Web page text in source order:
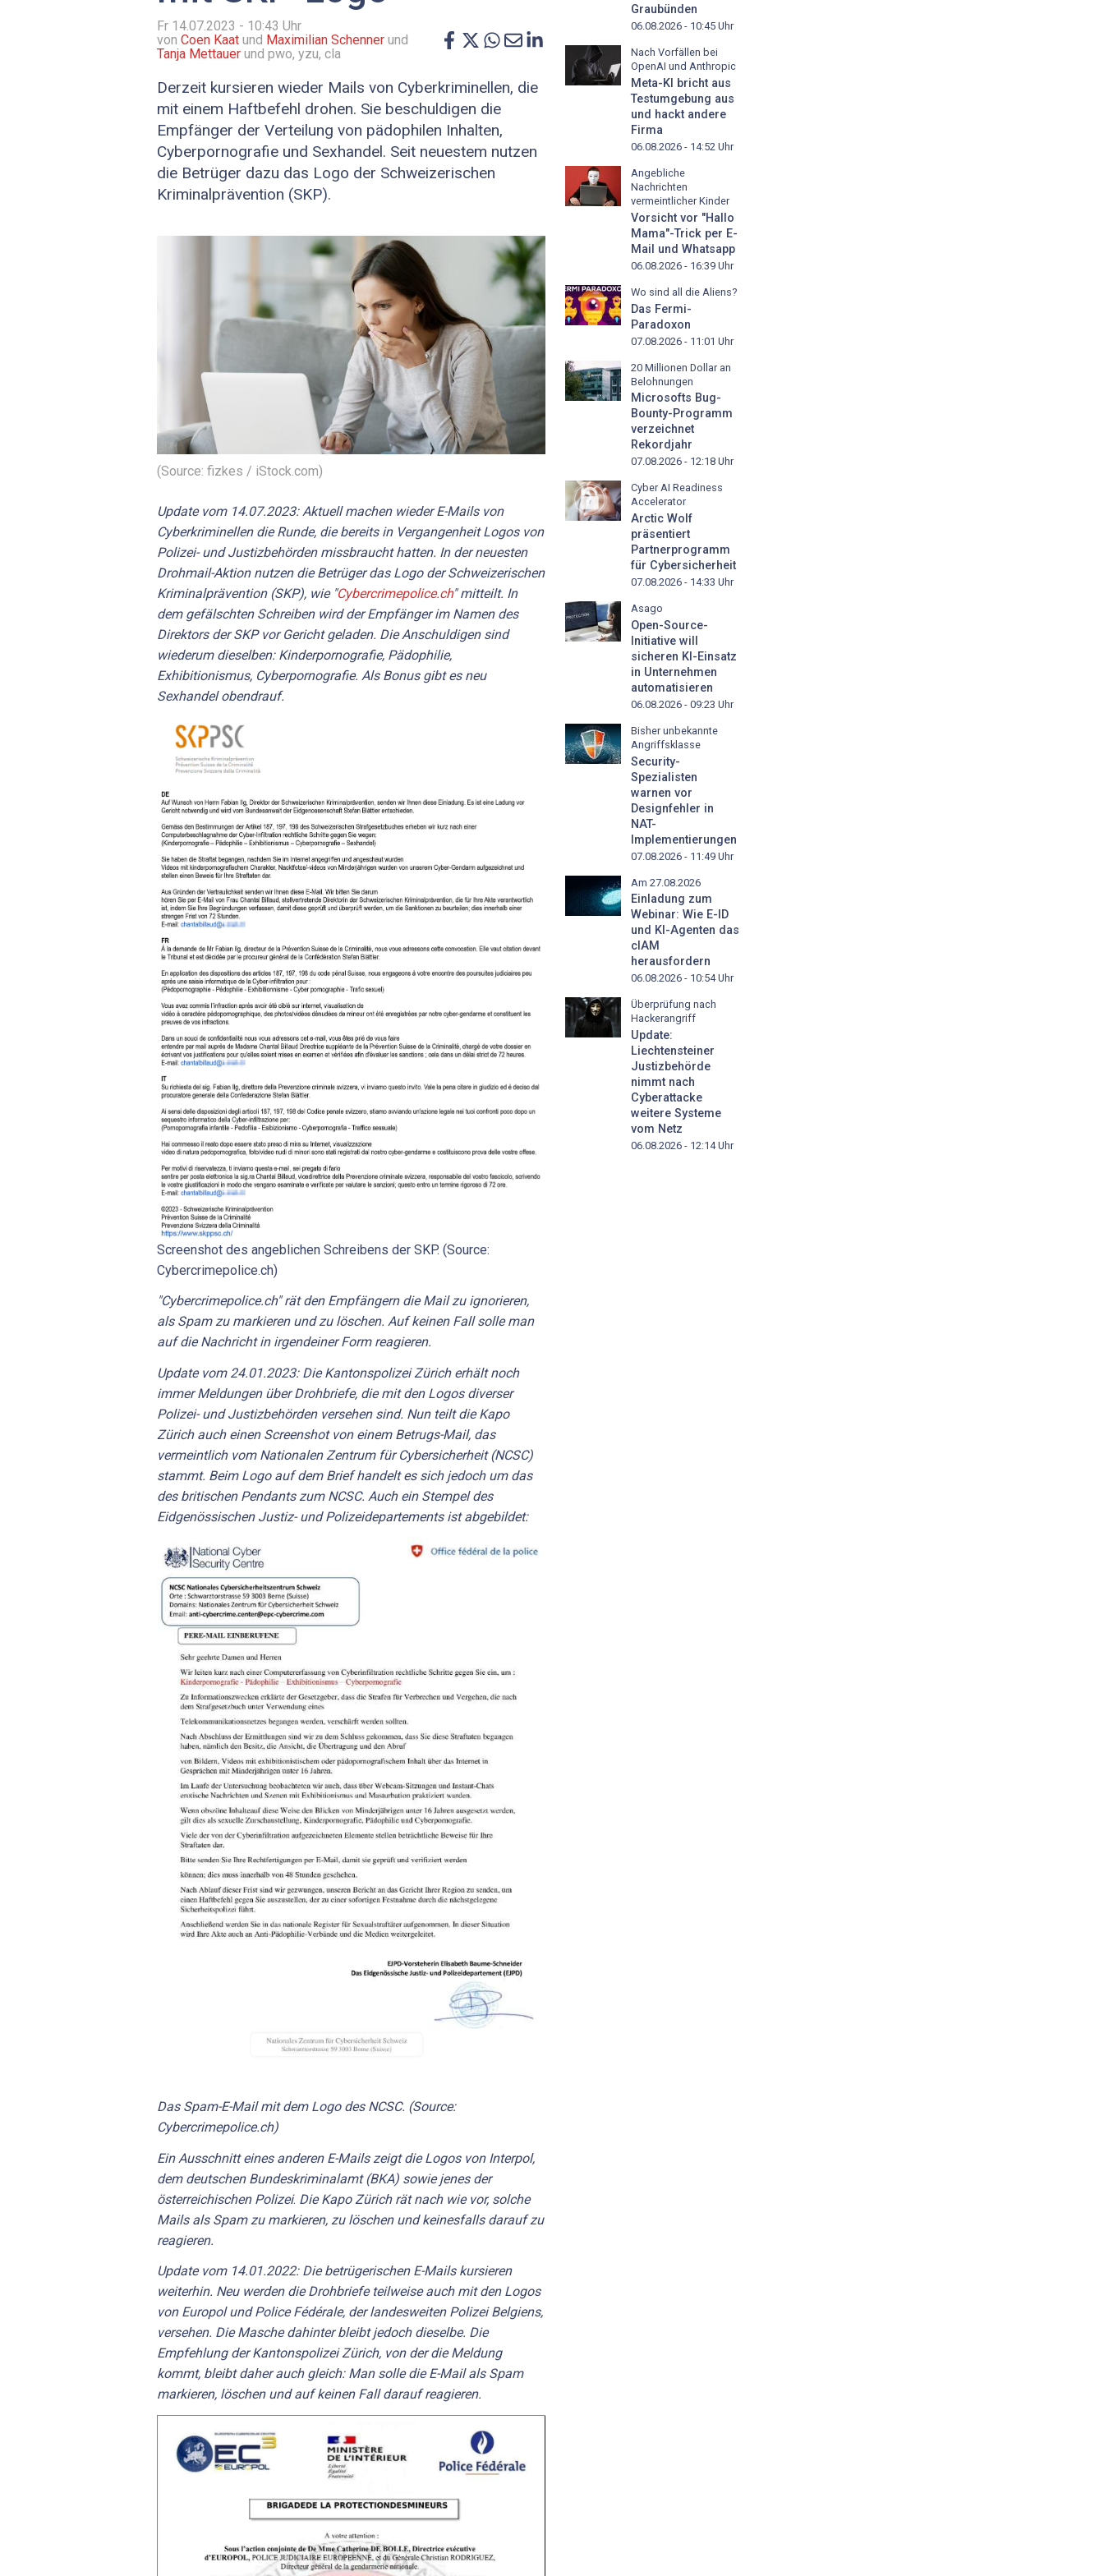
Fr 14.07.2023 - 10:43 Uhr
von Coen Kaat und Maximilian Schenner und
Tanja Mettauer und pwo, yzu, cla
Derzeit kursieren wieder Mails von Cyberkriminellen, die
mit einem Haftbefehl drohen. Sie beschuldigen die
Empfänger der Verteilung von pädophilen Inhalten,
Cyberpornografie und Sexhandel. Seit neuestem nutzen
die Betrüger dazu das Logo der Schweizerischen
Kriminalprävention (SKP).
(Source: fizkes / iStock.com)
Update vom 14.07.2023: Aktuell machen wieder E-Mails von
Cyberkriminellen die Runde, die bereits in Vergangenheit Logos von
Polizei- und Justizbehörden missbraucht hatten. In der neuesten
Drohmail-Aktion nutzen die Betrüger das Logo der Schweizerischen
Kriminalprävention (SKP), wie "Cybercrimepolice.ch" mitteilt. In
dem gefälschten Schreiben wird der Empfänger im Namen des
Direktors der SKP vor Gericht geladen. Die Anschuldigen sind
wiederum dieselben: Kinderpornografie, Pädophilie,
Exhibitionismus, Cyberpornografie. Als Bonus gibt es neu
Sexhandel obendrauf.
Screenshot des angeblichen Schreibens der SKP. (Source:
Cybercrimepolice.ch)
"Cybercrimepolice.ch" rät den Empfängern die Mail zu ignorieren,
als Spam zu markieren und zu löschen. Auf keinen Fall solle man
auf die Nachricht in irgendeiner Form reagieren.
Update vom 24.01.2023: Die Kantonspolizei Zürich erhält noch
immer Meldungen über Drohbriefe, die mit den Logos diverser
Polizei- und Justizbehörden versehen sind. Nun teilt die Kapo
Zürich auch einen Screenshot von einem Betrugs-Mail, das
vermeintlich vom Nationalen Zentrum für Cybersicherheit (NCSC)
stammt. Beim Logo auf dem Brief handelt es sich jedoch um das
des britischen Pendants zum NCSC. Auch ein Stempel des
Eidgenössischen Justiz- und Polizeidepartements ist abgebildet:
Das Spam-E-Mail mit dem Logo des NCSC. (Source:
Cybercrimepolice.ch)
Ein Ausschnitt eines anderen E-Mails zeigt die Logos von Interpol,
dem deutschen Bundeskriminalamt (BKA) sowie jenes der
österreichischen Polizei. Die Kapo Zürich rät nach wie vor, solche
Mails als Spam zu markieren, zu löschen und keinesfalls darauf zu
reagieren.
Update vom 14.01.2022: Die betrügerischen E-Mails kursieren
weiterhin. Neu werden die Drohbriefe teilweise auch mit den Logos
von Europol und Police Fédérale, der landesweiten Polizei Belgiens,
versehen. Die Masche dahinter bleibt jedoch dieselbe. Die
Empfehlung der Kantonspolizei Zürich, von der die Meldung
kommt, bleibt daher auch gleich: Man solle die E-Mail als Spam
markieren, löschen und auf keinen Fall darauf reagieren.
Graubünden
06.08.2026 - 10:45 Uhr
Nach Vorfällen bei
OpenAI und Anthropic
Meta-KI bricht aus
Testumgebung aus
und hackt andere
Firma
06.08.2026 - 14:52 Uhr
Angebliche
Nachrichten
vermeintlicher Kinder
Vorsicht vor "Hallo
Mama"-Trick per E-
Mail und Whatsapp
06.08.2026 - 16:39 Uhr
Wo sind all die Aliens?
Das Fermi-
Paradoxon
07.08.2026 - 11:01 Uhr
20 Millionen Dollar an
Belohnungen
Microsofts Bug-
Bounty-Programm
verzeichnet
Rekordjahr
07.08.2026 - 12:18 Uhr
Cyber AI Readiness
Accelerator
Arctic Wolf
präsentiert
Partnerprogramm
für Cybersicherheit
07.08.2026 - 14:33 Uhr
Asago
Open-Source-
Initiative will
sicheren KI-Einsatz
in Unternehmen
automatisieren
06.08.2026 - 09:23 Uhr
Bisher unbekannte
Angriffsklasse
Security-
Spezialisten
warnen vor
Designfehler in
NAT-
Implementierungen
07.08.2026 - 11:49 Uhr
Am 27.08.2026
Einladung zum
Webinar: Wie E-ID
und KI-Agenten das
cIAM
herausfordern
06.08.2026 - 10:54Uhr
Überprüfung nach
Hackerangriff
Update:
Liechtensteiner
Justizbehörde
nimmt nach
Cyberattacke
weitere Systeme
vom Netz
06.08.2026 - 12:14Uhr